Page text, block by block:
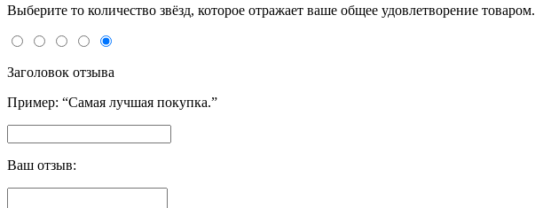
Выберите то количество звёзд, которое отражает ваше общее удовлетворение товаром.
Заголовок отзыва
Пример: “Самая лучшая покупка.”
Ваш отзыв: